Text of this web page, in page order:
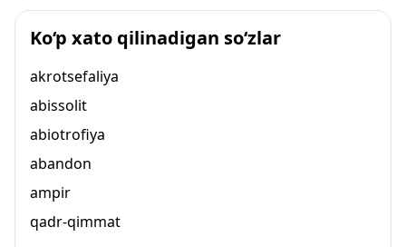
Ko‘p xato qilinadigan so‘zlar
akrotsefaliya
abissolit
abiotrofiya
abandon
ampir
qadr-qimmat